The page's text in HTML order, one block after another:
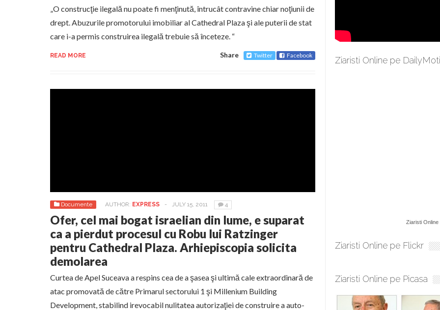
„O construcţie ilegală nu poate fi menţinută, întrucât contravine chiar noţiunii de
drept. Abuzurile promotorului imobiliar al Cathedral Plaza şi ale puterii de stat
care i-a permis construirea ilegală trebuie să înceteze. “
READ MORE Share Twitter Facebook
Documente AUTHOR: EXPRESS - JULY 15, 2011 4
Ofer, cel mai bogat israelian din lume, e suparat
ca a pierdut procesul cu Robu lui Ratzinger
pentru Cathedral Plaza. Arhiepiscopia solicita
demolarea
Curtea de Apel Suceava a respins cea de a şasea şi ultimă cale extraordinară de
atac promovată de către Primarul sectorului 1 şi Millenium Building
Development, stabilind irevocabil nulitatea autorizaţiei de construire a auto-
Ziaristi Online pe
Ziaristi Online
Ziaristi Online pe Flickr
Ziaristi Online pe Picasa